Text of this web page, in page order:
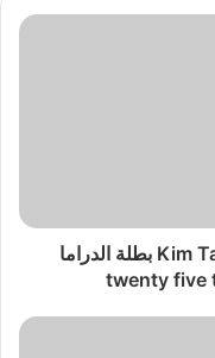
عيد ميلاد الممثلة كيم تاي ري Kim Tae ri بطلة الدراما